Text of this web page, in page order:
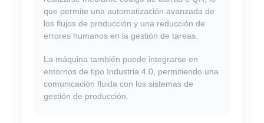
que permite una automatización avanzada de
los flujos de producción y una reducción de
errores humanos en la gestión de tareas.
La máquina también puede integrarse en
entornos de tipo Industria 4.0, permitiendo una
comunicación fluida con los sistemas de
gestión de producción.